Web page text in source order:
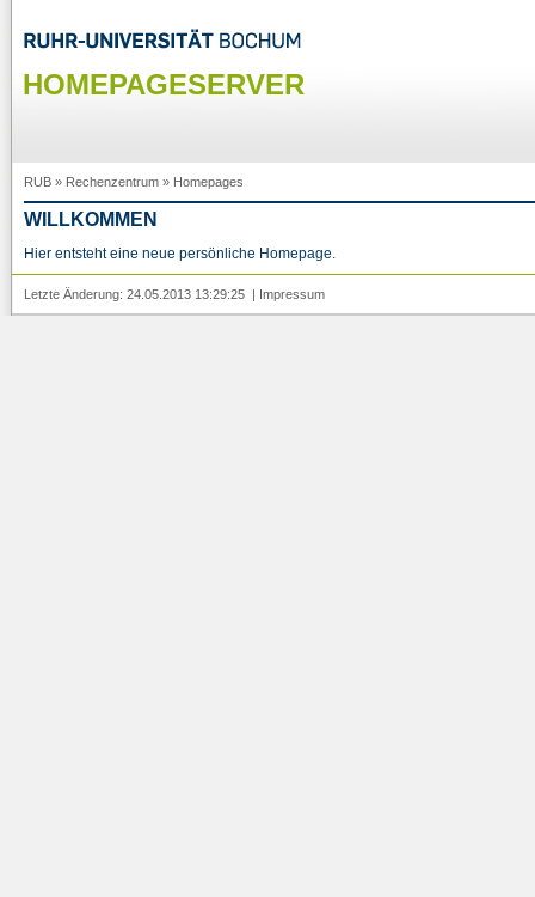
HOMEPAGESERVER
RUB » Rechenzentrum » Homepages
WILLKOMMEN
Hier entsteht eine neue persönliche Homepage.
Letzte Änderung: 24.05.2013 13:29:25 | Impressum